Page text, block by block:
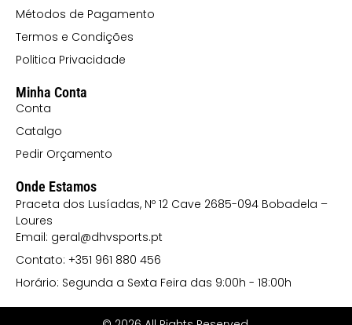
Métodos de Pagamento
Termos e Condições
Politica Privacidade
Minha Conta
Conta
Catalgo
Pedir Orçamento
Onde Estamos
Praceta dos Lusíadas, Nº 12 Cave 2685-094 Bobadela –
Loures
Email: geral@dhvsports.pt
Contato: +351 961 880 456
Horário: Segunda a Sexta Feira das 9:00h - 18:00h